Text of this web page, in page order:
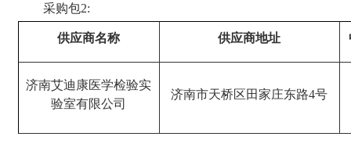
采购包2:
供应商名称 供应商地址
济南艾迪康医学检验实
验室有限公司
济南市天桥区田家庄东路4号